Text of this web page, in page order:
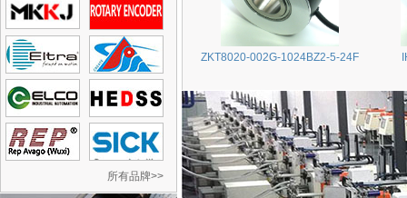
所有品牌>>
ZKT8020-002G-1024BZ2-5-24F